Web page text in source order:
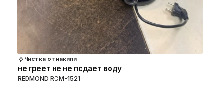
Чистка от накипи
не греет не не подает воду
REDMOND RCM-1521